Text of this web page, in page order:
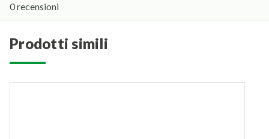
0 recensioni
prodotti simili